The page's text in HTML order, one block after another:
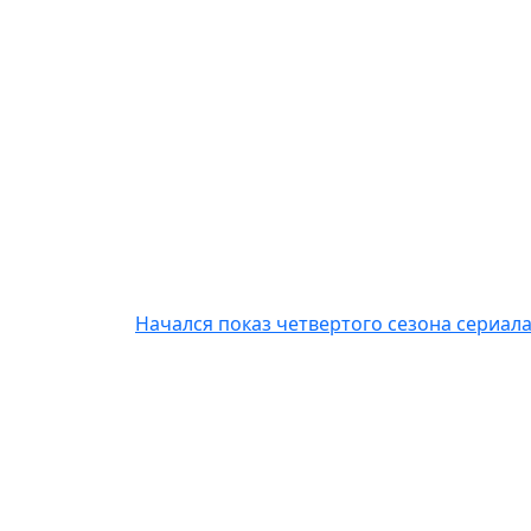
Начался показ четвертого сезона